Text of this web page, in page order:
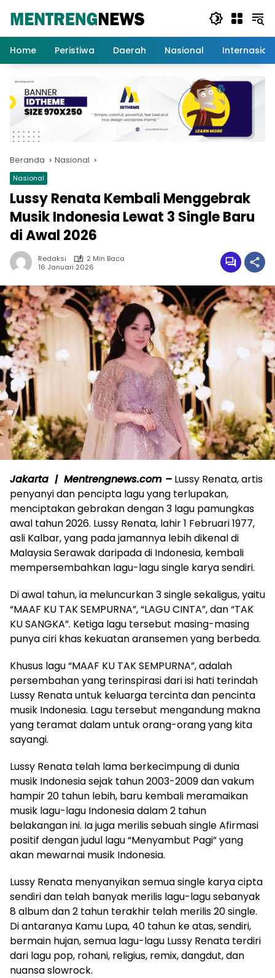
Home
Peristiwa Daerah Nasional
Beranda Nasional
Nasional
Lussy Renata Kembali Menggebrak
Musik Indonesia Lewat 3 Single Baru
di Awal 2026
Redaksi
2 Min Baca
16 Januari 2026
Jakarta | Mentrengnews.com – Lussy Renata, artis
penyanyi dan pencipta lagu yang terlupakan,
menciptakan gebrakan dengan 3 lagu pamungkas
awal tahun 2026. Lussy Renata, lahir 1 Februari 1977,
asli Kalbar, yang pada jamannya lebih dikenal di
Malaysia Serawak daripada di Indonesia, kembali
mempersembahkan lagu-lagu single karya sendiri.
Di awal tahun, ia meluncurkan 3 single sekaligus, yaitu
“MAAF KU TAK SEMPURNA”, “LAGU CINTA”, dan “TAK
KU SANGKA”. Ketiga lagu tersebut masing-masing
punya ciri khas kekuatan aransemen yang berbeda.
Khusus lagu “MAAF KU TAK SEMPURNA”, adalah
persembahan yang terinspirasi dari isi hati terindah
Lussy Renata untuk keluarga tercinta dan pencinta
musik Indonesia. Lagu tersebut mengandung makna
yang teramat dalam untuk orang-orang yang kita
sayangi.
Lussy Renata telah lama berkecimpung di dunia
musik Indonesia sejak tahun 2003-2009 dan vakum
hampir 20 tahun lebih, baru kembali meramaikan
musik lagu-lagu Indonesia dalam 2 tahun
belakangan ini. Ia juga merilis sebuah single Afirmasi
positif dengan judul lagu “Menyambut Pagi” yang
akan mewarnai musik Indonesia.
Lussy Renata menyanyikan semua single karya cipta
sendiri dan telah banyak merilis lagu-lagu sebanyak
8 album dan 2 tahun terakhir telah merilis 20 single.
Di antaranya Kamu Lupa, 40 tahun ke atas, sendiri,
bermain hujan, semua lagu-lagu Lussy Renata terdiri
dari lagu pop, rohani, religius, remix, dangdut, dan
nuansa slowrock.